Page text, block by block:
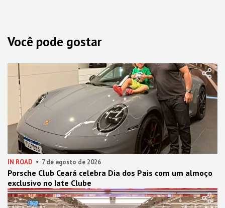
Você pode gostar
IN ROAD 7 de agosto de 2026
Porsche Club Ceará celebra Dia dos Pais com um almoço
exclusivo no Iate Clube